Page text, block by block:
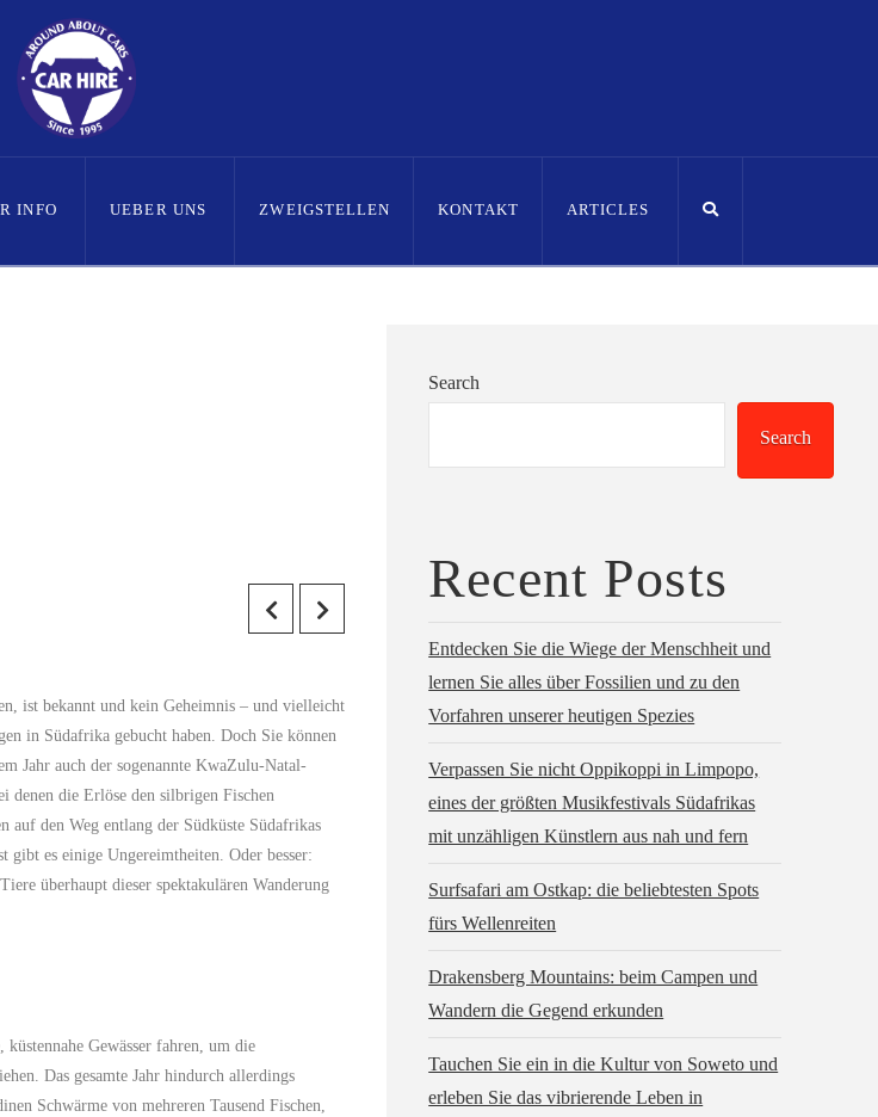
INFO UEBER UNS ZWEIGSTELLEN KONTAKT ARTICLES
ist bekannt und kein Geheimnis – und vielleicht
in Südafrika gebucht haben. Doch Sie können
Jahr auch der sogenannte KwaZulu-Natal-
denen die Erlöse den silbrigen Fischen
auf den Weg entlang der Südküste Südafrikas
gibt es einige Ungereimtheiten. Oder besser:
überhaupt dieser spektakulären Wanderung
Gewässer fahren, um die
Das gesamte Jahr hindurch allerdings
Schwärme von mehreren Tausend Fischen,
Search
Search
Recent Posts
Entdecken Sie die Wiege der Menschheit und
lernen Sie alles über Fossilien und zu den
Vorfahren unserer heutigen Spezies
Verpassen Sie nicht Oppikoppi in Limpopo,
eines der größten Musikfestivals Südafrikas
mit unzähligen Künstlern aus nah und fern
Surfsafari am Ostkap: die beliebtesten Spots
fürs Wellenreiten
Drakensberg Mountains: beim Campen und
Wandern die Gegend erkunden
Tauchen Sie ein in die Kultur von Soweto und
erleben Sie das vibrierende Leben in